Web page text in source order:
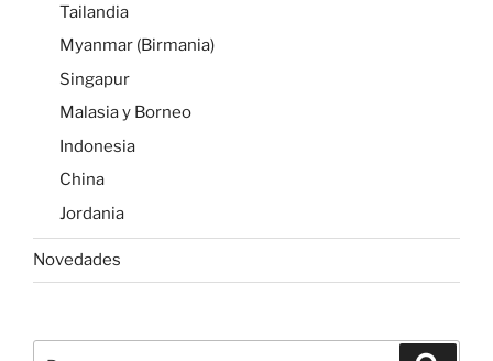
Tailandia
Myanmar (Birmania)
Singapur
Malasia y Borneo
Indonesia
China
Jordania
Novedades